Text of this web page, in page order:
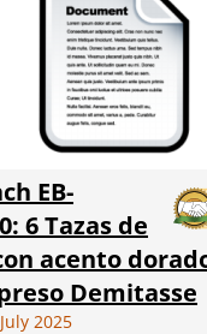
EB-
6 Tazas de
acento
Demitasse
2025